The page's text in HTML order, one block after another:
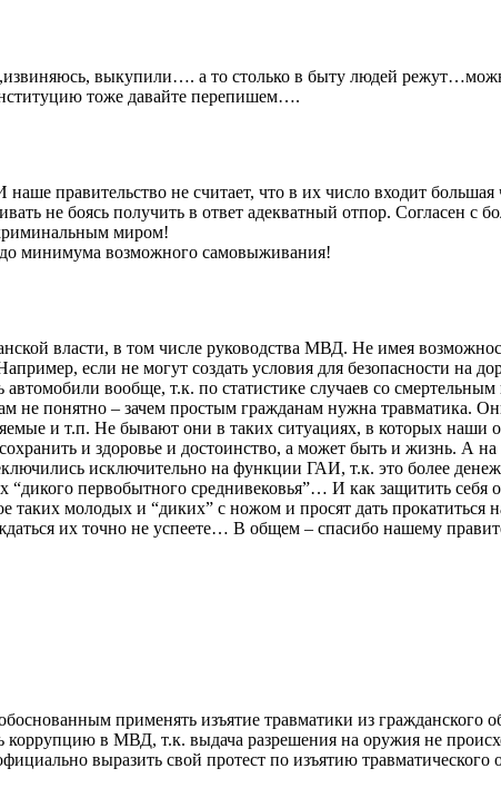
выкупили…. а то столько в быту людей
тоже давайте перепишем….
правительство не считает, что в их число входит
не боясь получить в ответ адекватный отпор. Согласен
криминальным миром!
минимума возможного самовыживания!
власти, в том числе руководства МВД. Не имея
если не могут создать условия для безопасности на
автомобили вообще, т.к. по статистике случаев со
не понятно – зачем простым гражданам нужна травматика.
и т.п. Не бывают они в таких ситуациях, в которых
и здоровье и достоинство, а может быть и жизнь. А
исключительно на функции ГАИ, т.к. это более
первобытного среднивековья”… И как защитить себя
молодых и “диких” с ножом и просят дать прокатиться
их точно не успеете… В общем – спасибо нашему
применять изъятие травматики из гражданского
коррупцию в МВД, т.к. выдача разрешения на оружия не
выразить свой протест по изъятию